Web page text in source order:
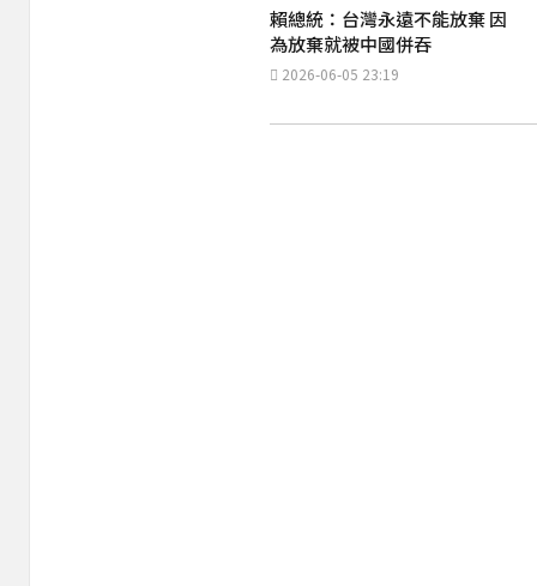
賴總統：台灣永遠不能放棄 因
為放棄就被中國併吞
2026-06-05 23:19